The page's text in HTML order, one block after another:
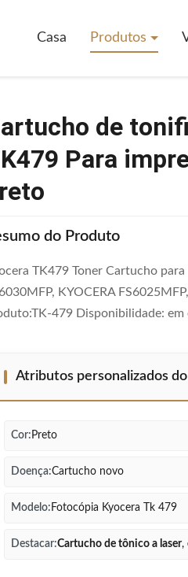
Casa Produtos
de
Para
do Produto
TK479 Toner Cartucho
KYOCERA
479 Disponibilidade: em
Atributos personalizados
Cor: Preto
Doença:Cartucho novo
Modelo: Fotocópia Kyocera Tk 479
Destacar:Cartucho de tônico a laser,